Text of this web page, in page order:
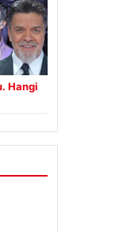
Hangi